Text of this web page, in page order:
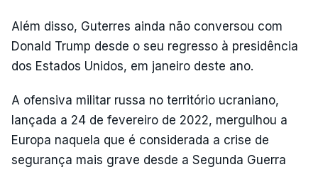
Além disso, Guterres ainda não conversou com
Donald Trump desde o seu regresso à presidência
dos Estados Unidos, em janeiro deste ano.
A ofensiva militar russa no território ucraniano,
lançada a 24 de fevereiro de 2022, mergulhou a
Europa naquela que é considerada a crise de
segurança mais grave desde a Segunda Guerra